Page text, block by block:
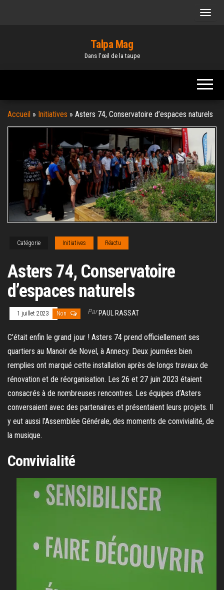
Talpa Mag
Dans l'œil de la taupe
Accueil » Initiatives » Asters 74, Conservatoire d’espaces naturels
Catégorie Initiatives Réactu
Asters 74, Conservatoire
d’espaces naturels
1 juillet 2023 Non ParPAUL RASSAT
C’était enfin le grand jour ! Asters 74 prend officiellement ses
quartiers au Manoir de Novel, à Annecy. Deux journées bien
remplies ont marqué cette installation après de longs travaux de
rénovation et de réorganisation. Les 26 et 27 juin 2023 étaient
consacrés à de nombreuses rencontres. Les équipes d’Asters
conversaient avec des partenaires et présentaient leurs projets. Il
y eut aussi l’Assemblée Générale, des moments de convivialité, de
la musique.
Convivialité